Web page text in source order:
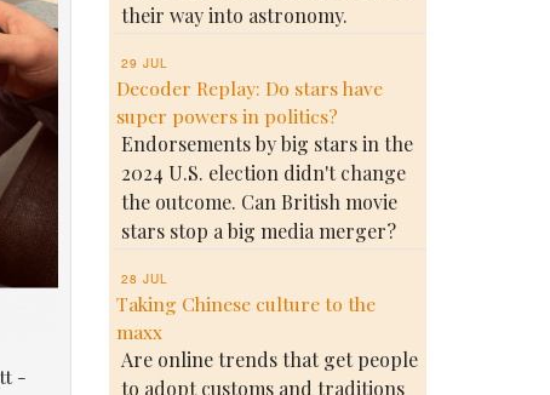
-
their way into astronomy.
29 JUL
Decoder Replay: Do stars have
super powers in politics?
Endorsements by big stars in the
2024 U.S. election didn't change
the outcome. Can British movie
stars stop a big media merger?
28 JUL
Taking Chinese culture to the
maxx
Are online trends that get people
to adopt customs and traditions